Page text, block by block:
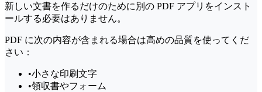
新しい文書を作るだけのために別の PDF アプリをインスト
ールする必要はありません。
PDF に次の内容が含まれる場合は高めの品質を使ってくだ
さい：
•小さな印刷文字
•領収書やフォーム